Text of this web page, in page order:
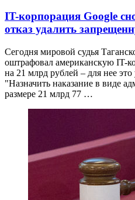
IT-корпорация Google
отказ удалить
Сегодня мировой судья
оштрафовал американскую IT-
на 21 млрд рублей – для нее
"Назначить наказание в виде
размере 21 млрд 77 …